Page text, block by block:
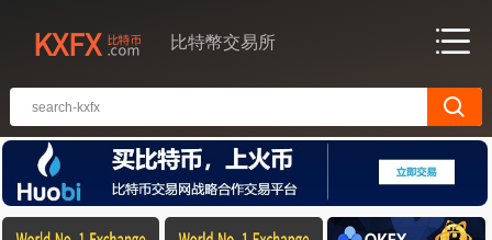
比特幣交易所